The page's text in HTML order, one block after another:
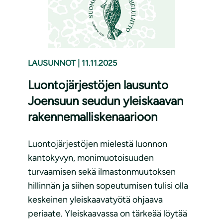
LAUSUNNOT 11.11.2025
Luontojärjestöjen lausunto
Joensuun seudun yleiskaavan
rakennemalliskenaarioon
Luontojärjestöjen mielestä luonnon
kantokyvyn, monimuotoisuuden
turvaamisen sekä ilmastonmuutoksen
hillinnän ja siihen sopeutumisen tulisi olla
keskeinen yleiskaavatyötä ohjaava
periaate. Yleiskaavassa on tärkeää löytää